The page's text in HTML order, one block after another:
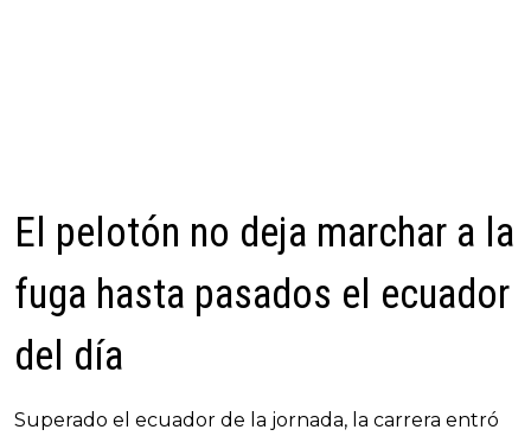
El pelotón no deja marchar a la
fuga hasta pasados el ecuador
del día
Superado el ecuador de la jornada, la carrera entró